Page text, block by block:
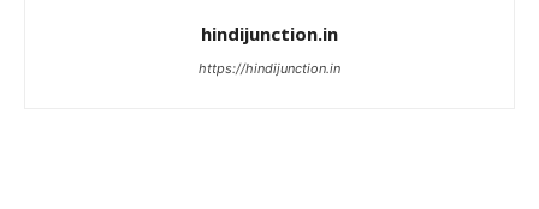
hindijunction.in
https://hindijunction.in